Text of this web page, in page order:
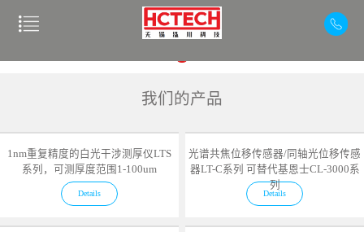
我们的产品
1nm重复精度的白光干涉测厚仪LTS
系列，可测厚度范围1-100um
Details
光谱共焦位移传感器/同轴光位移传感
器LT-C系列 可替代基恩士CL-3000系
列
Details